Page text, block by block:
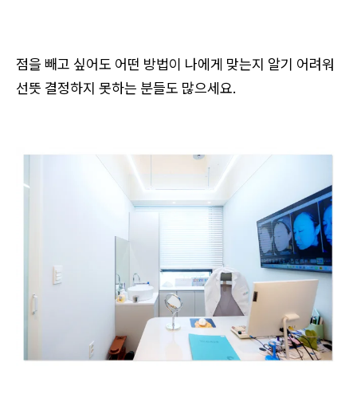
점을 빼고 싶어도 어떤 방법이 나에게 맞는지 알기 어려워
선뜻 결정하지 못하는 분들도 많으세요.